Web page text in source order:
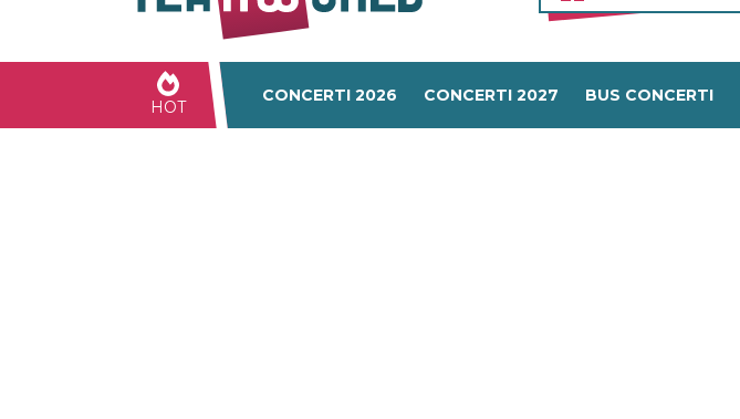
HOT
CONCERTI 2026 CONCERTI 2027 BUS CONCERTI